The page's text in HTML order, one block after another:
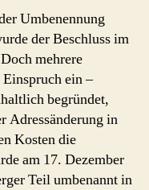
Umbenennung
der Beschluss im
mehrere
ein –
begründet,
Adressänderung in
Kosten die
am 17. Dezember
Teil umbenannt in